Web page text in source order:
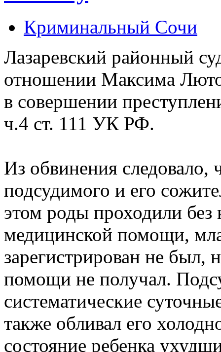
Криминальный Сочи
Лазаревский районный
отношении Максима
в совершении
ч.4 ст. 111 УК РФ.
Из обвинения следовало,
подсудимого и его
этом роды проходили
медицинской помощи,
зарегистрирован не
помощи не получал.
систематические
также обливал его
состояние ребенка